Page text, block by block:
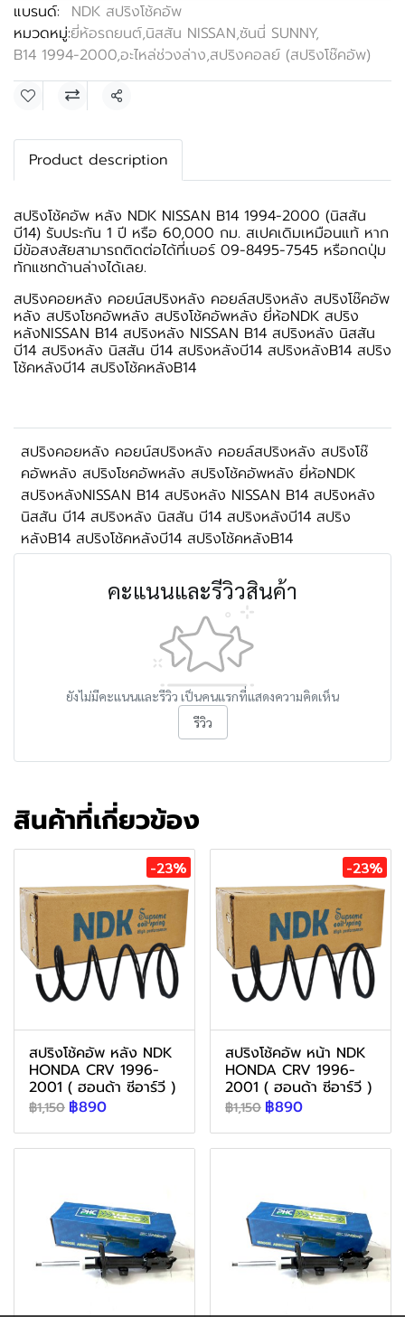
แบรนด์:
NDK สปริงโช้คอัพ
หมวดหมู่:ยี่ห้อรถยนต์,นิสสัน NISSAN,ซันนี่ SUNNY,
B14 1994-2000,อะไหล่ช่วงล่าง,สปริงคอลย์ (สปริงโช๊คอัพ)
แชร์
Product description
สปริงโช้คอัพ หลัง NDK NISSAN B14 1994-2000 (นิสสัน
บี14) รับประกัน 1 ปี หรือ 60,000 กม. สเปคเดิมเหมือนแท้ หาก
มีข้อสงสัยสามารถติดต่อได้ที่เบอร์ 09-8495-7545 หรือกดปุ่ม
ทักแชทด้านล่างได้เลย.
สปริงคอยหลัง คอยน์สปริงหลัง คอยล์สปริงหลัง สปริงโช๊คอัพ
หลัง สปริงโชคอัพหลัง สปริงโช้คอัพหลัง ยี่ห้อNDK สปริง
หลังNISSAN B14 สปริงหลัง NISSAN B14 สปริงหลัง นิสสัน
บี14 สปริงหลัง นิสสัน บี14 สปริงหลังบี14 สปริงหลังB14 สปริง
โช้คหลังบี14 สปริงโช้คหลังB14
สปริงคอยหลัง คอยน์สปริงหลัง คอยล์สปริงหลัง สปริงโช๊
คอัพหลัง สปริงโชคอัพหลัง สปริงโช้คอัพหลัง ยี่ห้อNDK
สปริงหลังNISSAN B14 สปริงหลัง NISSAN B14 สปริงหลัง
นิสสัน บี14 สปริงหลัง นิสสัน บี14 สปริงหลังบี14 สปริง
หลังB14 สปริงโช้คหลังบี14 สปริงโช้คหลังB14
คะแนนและรีวิวสินค้า
ยังไม่มีคะแนนและรีวิว เป็นคนแรกที่แสดงความคิดเห็น
รีวิว
สินค้าที่เกี่ยวข้อง
-23%
สปริงโช้คอัพ หลัง NDK
HONDA CRV 1996-
2001 ( ฮอนด้า ซีอาร์วี )
฿1,150 ฿890
-23%
สปริงโช้คอัพ หน้า NDK
HONDA CRV 1996-
2001 ( ฮอนด้า ซีอาร์วี )
฿1,150 ฿890